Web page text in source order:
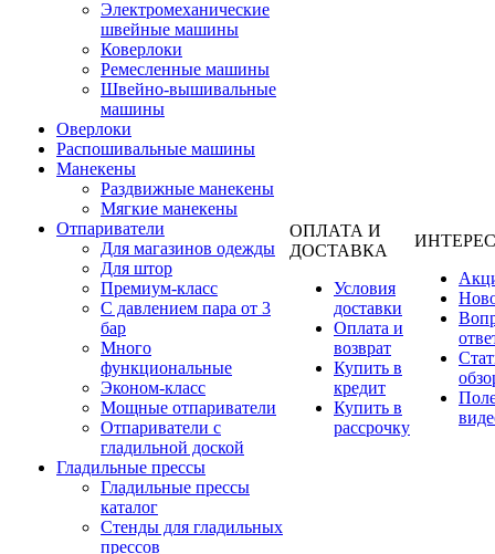
Электромеханические
швейные машины
Коверлоки
Ремесленные машины
Швейно-вышивальные
машины
Оверлоки
Распошивальные машины
Манекены
Раздвижные манекены
Мягкие манекены
Отпариватели
Для магазинов одежды
Для штор
Премиум-класс
С давлением пара от 3
бар
Много
функциональные
Эконом-класс
Мощные отпариватели
Отпариватели с
гладильной доской
Гладильные прессы
Гладильные прессы
каталог
Стенды для гладильных
прессов
ОПЛАТА И
ДОСТАВКА
Условия
доставки
Оплата и
возврат
Купить в
кредит
Купить в
рассрочку